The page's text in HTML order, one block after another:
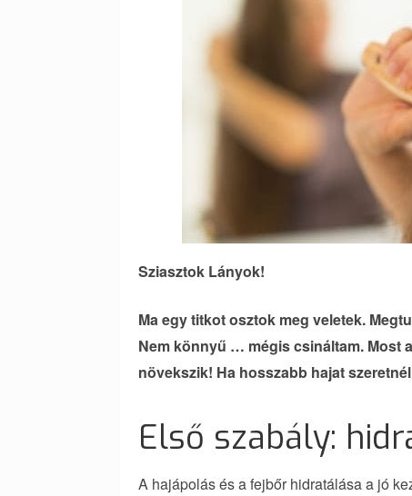
Sziasztok Lányok!
Ma egy titkot osztok meg veletek.
Nem könnyű … mégis csináltam. Most
növekszik! Ha hosszabb hajat
Első szabály:
A hajápolás és a fejbőr hidratálása a jó